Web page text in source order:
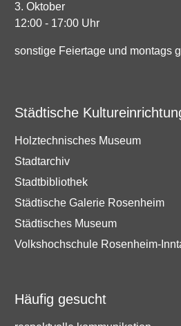
3. Oktober
12:00 - 17:00 Uhr
sonstige Feiertage und montags
Städtische
Holztechnisches Museum
Stadtarchiv
Stadtbibliothek
Städtische Galerie Rosenheim
Städtisches Museum
Volkshochschule Rosenheim-
Häufig gesucht